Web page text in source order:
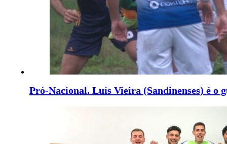
Pró-Nacional. Luís Vieira (Sandinenses) é o